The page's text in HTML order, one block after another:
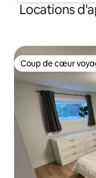
Locations
Coup de cœur
Coup de cœur